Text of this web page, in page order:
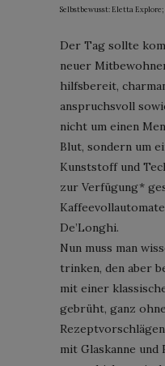
Selbstbewusst: Eletta Explore;
Der Tag sollte
neuer
hilfsbereit,
anspruchsvoll
nicht um einen
Blut, sondern um
Kunststoff und
zur Verfügung*
De’Longhi.
Nun muss man
trinken, den aber
mit einer
gebrüht, ganz
mit Glaskanne